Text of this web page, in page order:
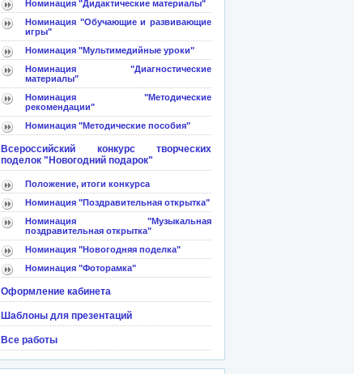
Номинация "Дидактические материалы"
Номинация "Обучающие и развивающие
игры"
Номинация "Мультимедийные уроки"
Номинация "Диагностические
материалы"
Номинация "Методические
рекомендации"
Номинация "Методические пособия"
Всероссийский конкурс творческих
поделок "Новогодний подарок"
Положение, итоги конкурса
Номинация "Поздравительная открытка"
Номинация "Музыкальная
поздравительная открытка"
Номинация "Новогодняя поделка"
Номинация "Фоторамка"
Оформление кабинета
Шаблоны для презентаций
Все работы